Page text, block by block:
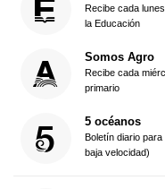
Recibe cada
la Educación
Somos Agro
Recibe cada
primario
5 océanos
Boletín diario
baja velocidad)